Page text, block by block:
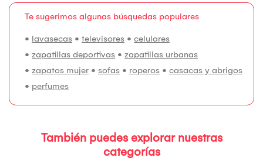
Te sugerimos algunas búsquedas populares
• lavasecas • televisores • celulares
• zapatillas deportivas • zapatillas urbanas
• zapatos mujer • sofas • roperos • casacas y abrigos
• perfumes
También puedes explorar nuestras
categorías